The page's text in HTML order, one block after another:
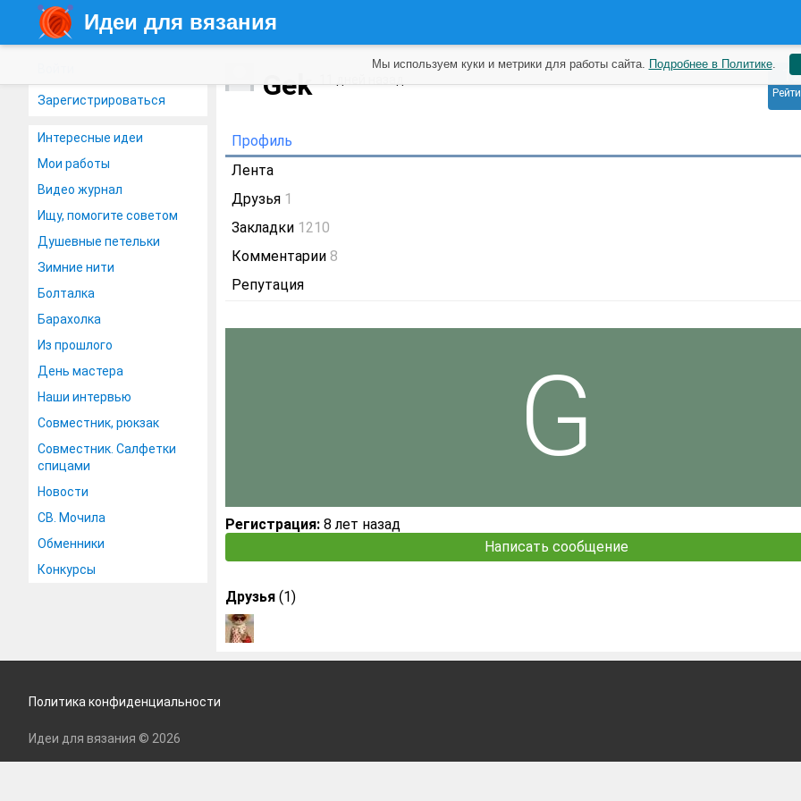
Идеи для вязания
Зарегистрироваться
Интересные идеи
Мои работы
Видео журнал
Ищу, помогите советом
Душевные петельки
Зимние нити
Болталка
Барахолка
Из прошлого
День мастера
Наши интервью
Совместник, рюкзак
Совместник. Салфетки
спицами
Новости
СВ. Мочила
Обменники
Конкурсы
Gek
Профиль
Лента
Друзья 1
Закладки 1210
Комментарии 8
Репутация
Регистрация: 8 лет назад
Написать сообщение
Друзья (1)
Мы используем куки и метрики для работы сайта. Подробнее в Политике.
Политика конфиденциальности
Идеи для вязания © 2026